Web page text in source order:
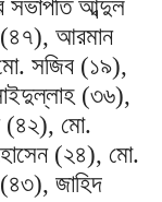
সভাপতি আব্দুল
আরমান
সজিব (১৯),
(৩৬),
(৪২), মো.
(২৪), মো.
জাহিদ